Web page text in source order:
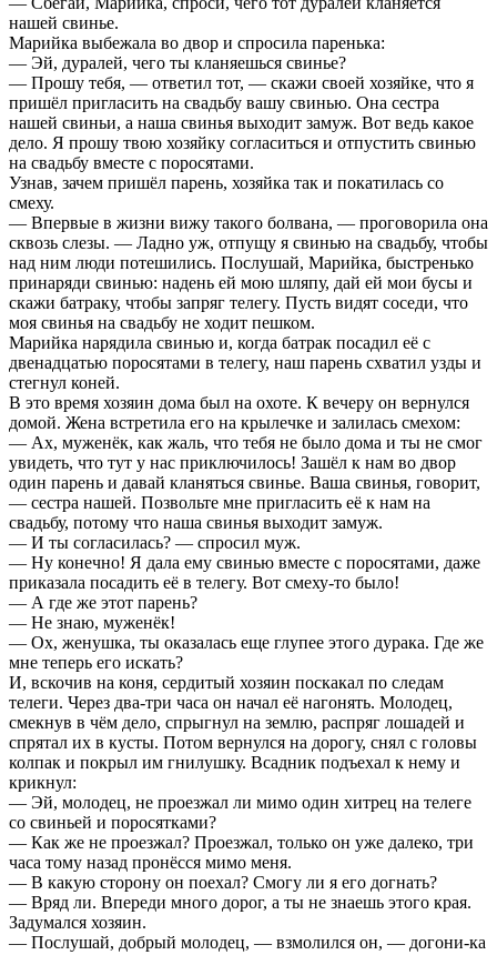
нашей свинье.
Марийка выбежала во двор и спросила паренька:
— Эй, дуралей, чего ты кланяешься свинье?
— Прошу тебя, — ответил тот, — скажи своей хозяйке, что я
пришёл пригласить на свадьбу вашу свинью. Она сестра
нашей свиньи, а наша свинья выходит замуж. Вот ведь какое
дело. Я прошу твою хозяйку согласиться и отпустить свинью
на свадьбу вместе с поросятами.
Узнав, зачем пришёл парень, хозяйка так и покатилась со
смеху.
— Впервые в жизни вижу такого болвана, — проговорила она
сквозь слезы. — Ладно уж, отпущу я свинью на свадьбу, чтобы
над ним люди потешились. Послушай, Марийка, быстренько
принаряди свинью: надень ей мою шляпу, дай ей мои бусы и
скажи батраку, чтобы запряг телегу. Пусть видят соседи, что
моя свинья на свадьбу не ходит пешком.
Марийка нарядила свинью и, когда батрак посадил её с
двенадцатью поросятами в телегу, наш парень схватил узды и
стегнул коней.
В это время хозяин дома был на охоте. К вечеру он вернулся
домой. Жена встретила его на крылечке и залилась смехом:
— Ах, муженёк, как жаль, что тебя не было дома и ты не смог
увидеть, что тут у нас приключилось! Зашёл к нам во двор
один парень и давай кланяться свинье. Ваша свинья, говорит,
— сестра нашей. Позвольте мне пригласить её к нам на
свадьбу, потому что наша свинья выходит замуж.
— И ты согласилась? — спросил муж.
— Ну конечно! Я дала ему свинью вместе с поросятами, даже
приказала посадить её в телегу. Вот смеху-то было!
— А где же этот парень?
— Не знаю, муженёк!
— Ох, женушка, ты оказалась еще глупее этого дурака. Где же
мне теперь его искать?
И, вскочив на коня, сердитый хозяин поскакал по следам
телеги. Через два-три часа он начал её нагонять. Молодец,
смекнув в чём дело, спрыгнул на землю, распряг лошадей и
спрятал их в кусты. Потом вернулся на дорогу, снял с головы
колпак и покрыл им гнилушку. Всадник подъехал к нему и
крикнул:
— Эй, молодец, не проезжал ли мимо один хитрец на телеге
со свиньей и поросятками?
— Как же не проезжал? Проезжал, только он уже далеко, три
часа тому назад пронёсся мимо меня.
— В какую сторону он поехал? Смогу ли я его догнать?
— Вряд ли. Впереди много дорог, а ты не знаешь этого края.
Задумался хозяин.
— Послушай, добрый молодец, — взмолился он, — догони-ка